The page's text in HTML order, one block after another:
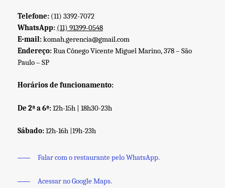
Telefone:(11) 3392-7072
WhatsApp: (11) 91399-0548
E-mail:komah.gerencia@gmail.com
Endereço:Rua Cônego Vicente Miguel Marino, 378 – São
Paulo – SP
Horários de funcionamento:
De 2ª a 6ª:12h-15h | 18h30-23h
Sábado:12h-16h |19h-23h
Falar com o restaurante pelo WhatsApp.
Acessar no Google Maps.